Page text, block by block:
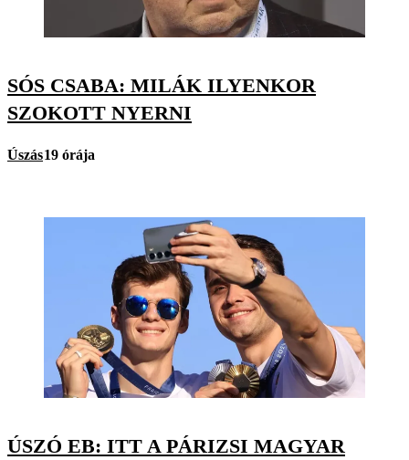
SÓS CSABA: MILÁK ILYENKOR
SZOKOTT NYERNI
Úszás19 órája
ÚSZÓ EB: ITT A PÁRIZSI MAGYAR